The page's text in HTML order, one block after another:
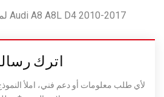
لمبخر التيار المتردد Audi A8 A8L D4 2010-2017
اترك
لأي طلب معلومات أو دعم فني، املأ